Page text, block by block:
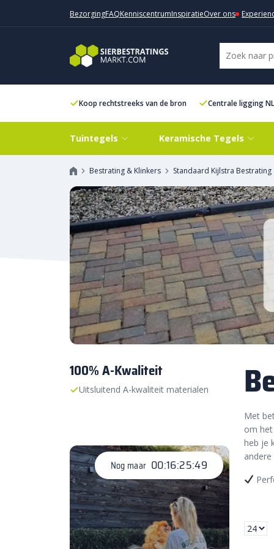
BezorgingFAQKenniscentrumInspiratieOver ons
Koop rechtstreeks van de bron Centrale ligging NL
Tuintegels Keramische Tegels
Bestrating & Klinkers Standaard Kijlstra Bestrating
100% A-Kwaliteit
Uitsluitend A-kwaliteit materialen
Nog maar 00:16:25:48
Met
om
heb je